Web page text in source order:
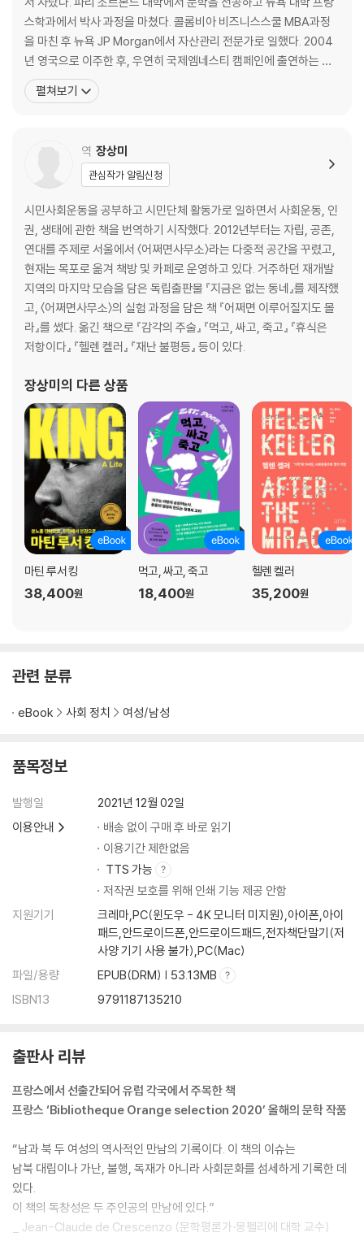
스학과에서 박사 과정을 마쳤다. 콜롬비아 비즈니스스쿨 MBA과정
을 마친 후 뉴욕 JP Morgan에서 자산관리 전문가로 일했다. 2004
년 영국으로 이주한 후, 우연히 국제엠네스티 캠페인에 출연하는 박
지현을 인터뷰하게 되면서 전업 작가의 길로 들어섰다. 함께 작업하
면서 북한을 ‘또 다른 한국’으로, 북한 사람도 ‘그냥 사람’으로 인식하
펼쳐보기
역 장상미
관심작가 알림신청
시민사회운동을 공부하고 시민단체 활동가로 일하면서 사회운동, 인
권, 생태에 관한 책을 번역하기 시작했다. 2012년부터는 자립, 공존,
연대를 주제로 서울에서 〈어쩌면사무소〉라는 다중적 공간을 꾸렸고,
현재는 목포로 옮겨 책방 및 카페로 운영하고 있다. 거주하던 재개발
지역의 마지막 모습을 담은 독립출판물 『지금은 없는 동네』를 제작했
고, 〈어쩌면사무소〉의 실험 과정을 담은 책 『어쩌면 이루어질지도 몰
라』를 썼다. 옮긴 책으로 『감각의 주술』 『먹고, 싸고, 죽고』 『휴식은
저항이다』 『헬렌 켈러』 『재난 불평등』 등이 있다.
장상미 의 다른 상품
마틴 루서 킹
38,400원
먹고, 싸고, 죽고
18,400원
헬렌 켈러
35,200원
관련 분류
eBook 사회 정치 여성/남성
품목정보
발행일
2021년 12월 02일
이용안내
배송 없이 구매 후 바로 읽기
이용기간 제한없음
TTS 가능
저작권 보호를 위해 인쇄 기능 제공 안함
지원기기
크레마,PC(윈도우 - 4K 모니터 미지원),아이폰,아이
패드,안드로이드폰,안드로이드패드,전자책단말기(저
사양 기기 사용 불가),PC(Mac)
파일/용량
EPUB(DRM) | 53.13MB
ISBN13
9791187135210
출판사 리뷰
프랑스에서 선출간되어 유럽 각국에서 주목한 책
프랑스 ‘Bibliotheque Orange selection 2020’ 올해의 문학 작품
“남과 북 두 여성의 역사적인 만남의 기록이다. 이 책의 이슈는
남북 대립이나 가난, 불행, 독재가 아니라 사회문화를 섬세하게 기록한 데
있다.
이 책의 독창성은 두 주인공의 만남에 있다.”
_ Jean-Claude de Crescenzo (문학평론가·몽펠리에 대학 교수)